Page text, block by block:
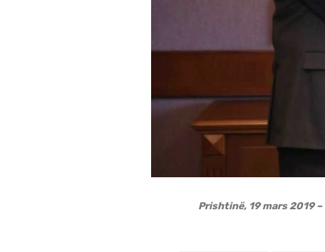
Prishtinë, 19 mars 2019 –